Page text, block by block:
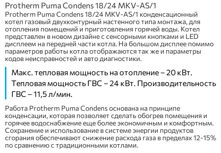
Protherm Puma Condens 18/24 MKV-AS/1
Protherm Puma Condens 18/24 MKV-AS/1 конденсационный
котел газовый двухконтурный настенного типа монтажа, для
отопления помещений и приготовления горячей воды. Котел
представлен в новом дизайне с сенсорными кнопками и LED
дисплеем на передней части котла. На большом дисплее помимо
параметров работы котла отображаются так же и параметры
кодов неисправностей и авто диагностики.
Макс. тепловая мощность на отопление – 20 кВт.
Тепловая мощность ГВС – 24 кВт. Производительность
ГВС – 11,5 л/мин.
Работа Protherm Puma Condens основана на принципе
конденсации, которая позволяет сделать обогрев помещения и
горячее водоснабжение еще более экономичным и комфортным.
Сохранение и использование в системе энергии продуктов
сгорания обеспечивают снижение расхода газа в пределах 12-15%
по сравнению с традиционными котлами.